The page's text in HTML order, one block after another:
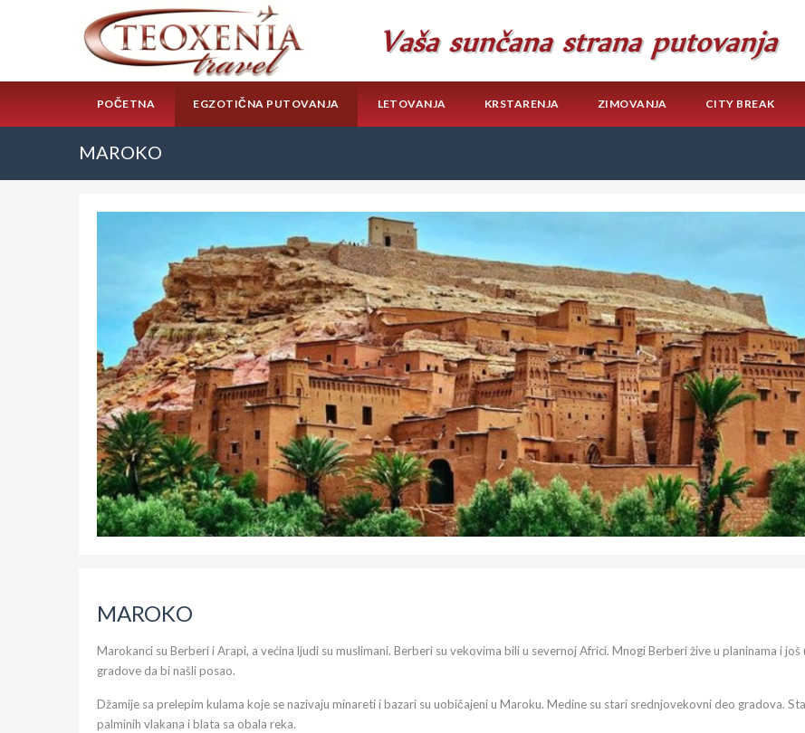
POČETNA EGZOTIČNA PUTOVANJA LETOVANJA KRSTARENJA ZIMOVANJA CITY BREAK
MAROKO
MAROKO
Marokanci su Berberi i Arapi, a većina ljudi su muslimani. Berberi su vekovima bili u severnoj Africi. Mnogi Berberi žive u planinama i
gradove da bi našli posao.
Džamije sa prelepim kulama koje se nazivaju minareti i bazari su uobičajeni u Maroku. Medine su stari srednjovekovni deo gradova.
palminih vlakana i blata sa obala reka.